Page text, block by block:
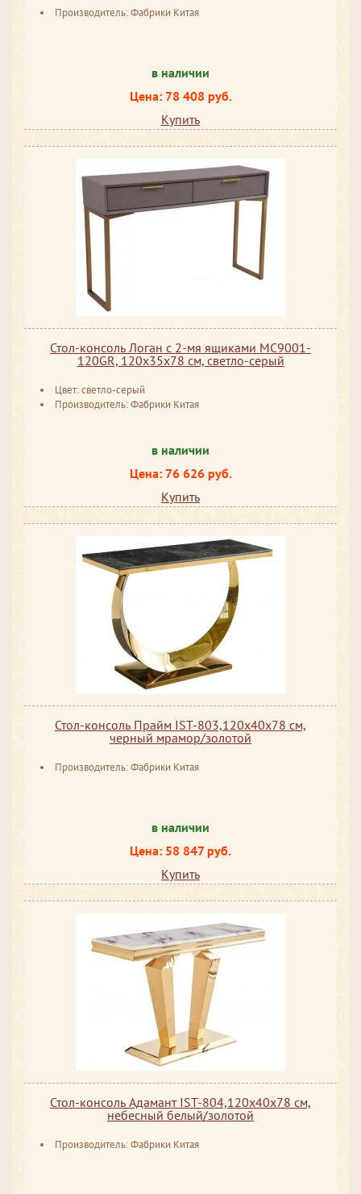
Производитель: Фабрики Китая
в наличии
Цена: 78 408 руб.
Купить
Стол-консоль Логан с 2-мя ящиками MC9001-
120GR, 120х35х78 см, светло-серый
Цвет: светло-серый
Производитель: Фабрики Китая
в наличии
Цена: 76 626 руб.
Купить
Стол-консоль Прайм IST-803,120х40х78 см,
черный мрамор/золотой
Производитель: Фабрики Китая
в наличии
Цена: 58 847 руб.
Купить
Стол-консоль Адамант IST-804,120х40х78 см,
небесный белый/золотой
Производитель: Фабрики Китая